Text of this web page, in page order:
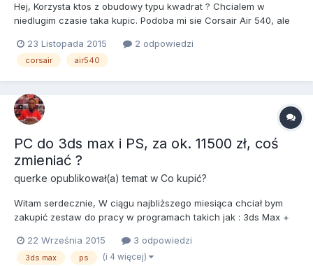
Hej, Korzysta ktos z obudowy typu kwadrat ? Chcialem w
niedlugim czasie taka kupic. Podoba mi sie Corsair Air 540, ale
CoolerMaster jakas mial. W gre NIE wchodzi mini-ATX Ktora byla
by najlepsza ? Chodzi mi glownie o dobry przewiew, m...
23 Listopada 2015 2 odpowiedzi
corsair air540
PC do 3ds max i PS, za ok. 11500 zł, coś
zmieniać ?
querke opublikował(a) temat w Co kupić?
Witam serdecznie, W ciągu najbliższego miesiąca chciał bym
zakupić zestaw do pracy w programach takich jak : 3ds Max +
teksturowanie, renderowanie. Sprzętu chciał bym raczej używać
przez najbliższe kilka lat i nie musieć go modyfikować. Jeśli ch...
22 Września 2015 3 odpowiedzi
3ds max ps (i 4 więcej)